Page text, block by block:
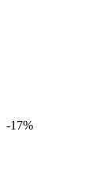
-17%